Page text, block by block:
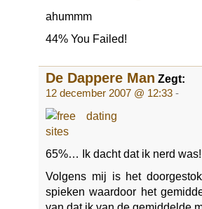
ahummm
44% You Failed!
De Dappere Man Zegt:
12 december 2007 @ 12:33 -
65%… Ik dacht dat ik nerd
Volgens mij is het
spieken waardoor het